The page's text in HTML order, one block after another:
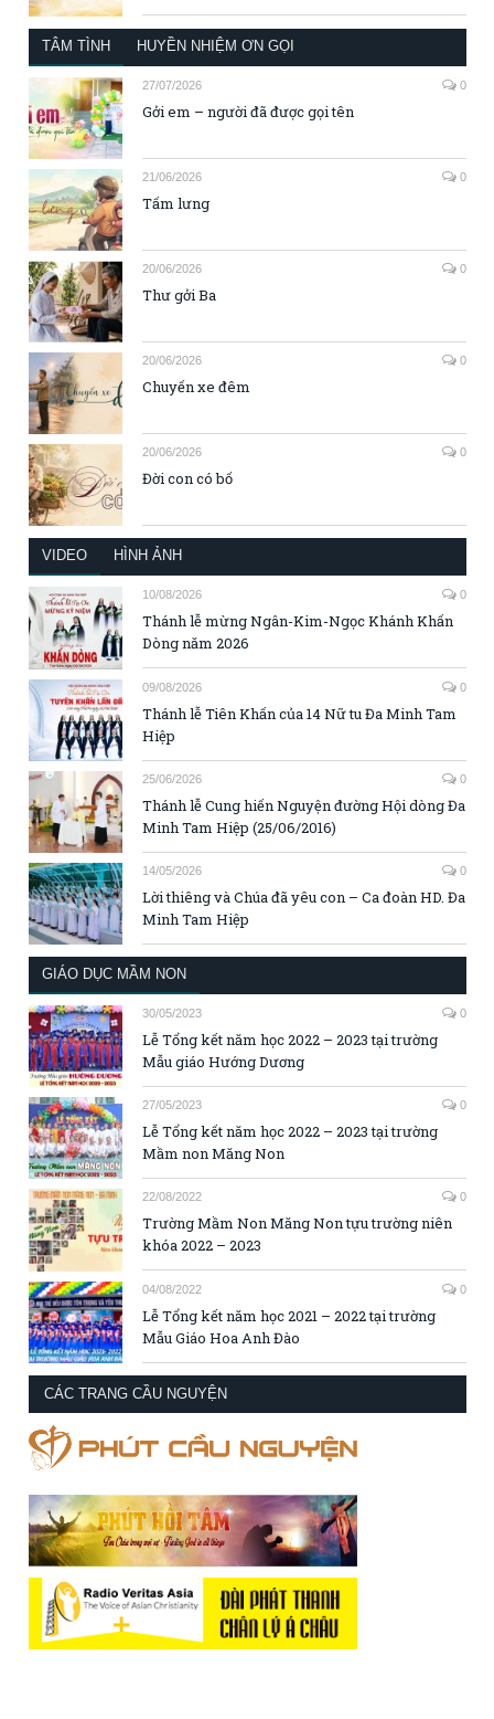
TÂM TÌNH HUYỀN NHIỆM ƠN GỌI
27/07/2026 0
Gởi em – người đã được gọi tên
21/06/2026 0
Tấm lưng
20/06/2026 0
Thư gởi Ba
20/06/2026 0
Chuyến xe đêm
20/06/2026 0
Đời con có bố
VIDEO HÌNH ẢNH
10/08/2026 0
Thánh lễ mừng Ngân-Kim-Ngọc Khánh Khấn
Dòng năm 2026
09/08/2026 0
Thánh lễ Tiên Khấn của 14 Nữ tu Đa Minh Tam
Hiệp
25/06/2026 0
Thánh lễ Cung hiến Nguyện đường Hội dòng Đa
Minh Tam Hiệp (25/06/2016)
14/05/2026 0
Lời thiêng và Chúa đã yêu con – Ca đoàn HD. Đa
Minh Tam Hiệp
GIÁO DỤC MẦM NON
30/05/2023 0
Lễ Tổng kết năm học 2022 – 2023 tại trường
Mẫu giáo Hướng Dương
27/05/2023 0
Lễ Tổng kết năm học 2022 – 2023 tại trường
Mầm non Măng Non
22/08/2022 0
Trường Mầm Non Măng Non tựu trường niên
khóa 2022 – 2023
04/08/2022 0
Lễ Tổng kết năm học 2021 – 2022 tại trường
Mẫu Giáo Hoa Anh Đào
CÁC TRANG CẦU NGUYỆN